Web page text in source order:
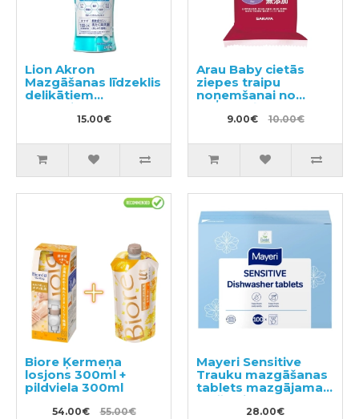
Lion Akron
Mazgāšanas līdzeklis
delikātiem
audumiem 450ml
15.00€
Arau Baby cietās
ziepes traipu
noņemšanai no
bērnu veļas 110g
9.00€ 10.00€
Biore Ķermeņa
losjons 300ml +
pildviela 300ml
54.00€ 55.00€
Mayeri Sensitive
Trauku mazgāšanas
tablets mazgājamai
mašīnai 100gab
28.00€